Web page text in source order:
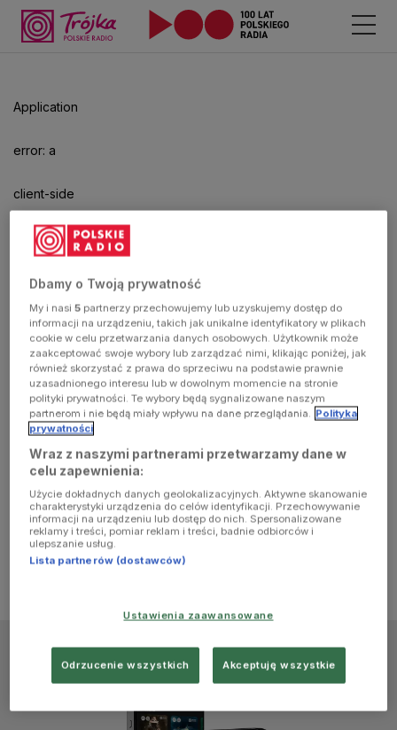
Application
error: a
client-side
exception
has
occurred
(see the
browser
console for
more
information)
aby
odtwarzać.
Dbamy o Twoją prywatność
My i nasi5 partnerzy przechowujemy lub uzyskujemy dostęp do
informacji na urządzeniu, takich jak unikalne identyfikatory w plikach
cookie w celu przetwarzania danych osobowych. Użytkownik może
zaakceptować swoje wybory lub zarządzać nimi, klikając poniżej, jak
również skorzystać z prawa do sprzeciwu na podstawie prawnie
uzasadnionego interesu lub w dowolnym momencie na stronie
polityki prywatności. Te wybory będą sygnalizowane naszym
partnerom i nie będą miały wpływu na dane przeglądania. Polityka
prywatności
Wraz z naszymi partnerami przetwarzamy dane w
celu zapewnienia:
Użycie dokładnych danych geolokalizacyjnych. Aktywne skanowanie
charakterystyki urządzenia do celów identyfikacji. Przechowywanie
informacji na urządzeniu lub dostęp do nich. Spersonalizowane
reklamy i treści, pomiar reklam i treści, badnie odbiorców i
ulepszanie usług.
Lista partnerów (dostawców)
Ustawienia zaawansowane
Odrzucenie wszystkich Akceptuję wszystkie